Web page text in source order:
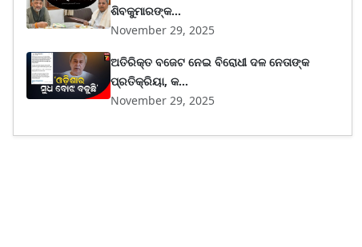
ଶିବକୁମାରଙ୍କ...
November 29, 2025
ଅତିରିକ୍ତ ବଜେଟ ନେଇ ବିରୋଧୀ ଦଳ ନେତାଙ୍କ
ପ୍ରତିକ୍ରିୟା, କ...
November 29, 2025